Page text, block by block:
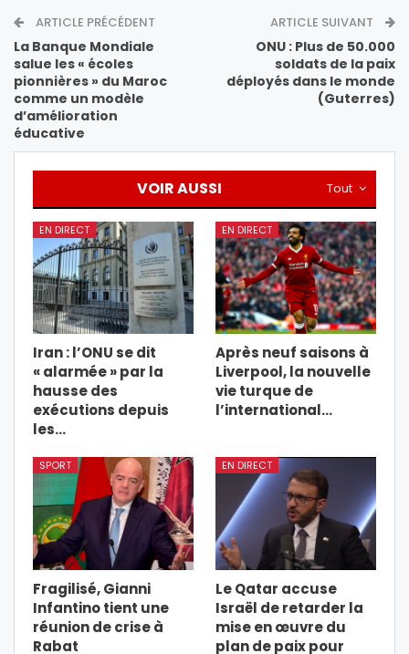
ARTICLE PRÉCÉDENT
La Banque Mondiale
salue les « écoles
pionnières » du Maroc
comme un modèle
d’amélioration
éducative
ARTICLE SUIVANT
ONU : Plus de 50.000
soldats de la paix
déployés dans le monde
(Guterres)
Tout
VOIR AUSSI
EN DIRECT
Iran : l’ONU se dit
« alarmée » par la
hausse des
exécutions depuis
les…
EN DIRECT
Après neuf saisons à
Liverpool, la nouvelle
vie turque de
l’international…
SPORT
Fragilisé, Gianni
Infantino tient une
réunion de crise à
Rabat
EN DIRECT
Le Qatar accuse
Israël de retarder la
mise en œuvre du
plan de paix pour